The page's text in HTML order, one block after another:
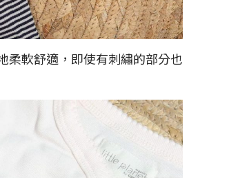
柔軟舒適，即使有刺繡的部分也